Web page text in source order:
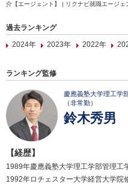
介【エージェント】 | リクナビ就職エージ
過去ランキング
2024年
2023年 2022年
ランキング監修
慶應義塾大学理工学
（非常勤）
鈴木秀男
【経歴】
1989年慶應義塾大学理工学部管理工
1992年ロチェスター大学経営大学院